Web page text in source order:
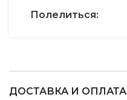
Полелиться:
ДОСТАВКА И ОПЛАТА